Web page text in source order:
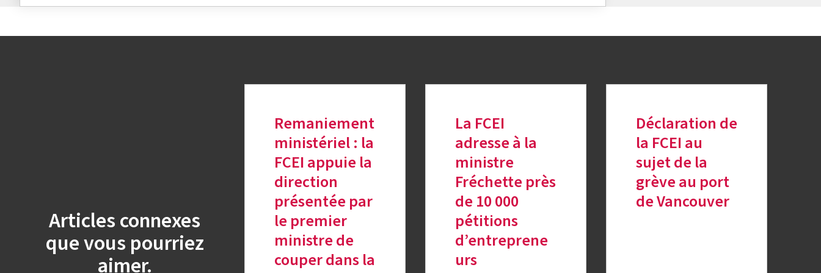
Articles connexes
que vous pourriez
aimer.
Remaniement
ministériel : la
FCEI appuie la
direction
présentée par
le premier
ministre de
couper dans la
La FCEI
adresse à la
ministre
Fréchette près
de 10 000
pétitions
d’entreprene
urs
Déclaration de
la FCEI au
sujet de la
grève au port
de Vancouver